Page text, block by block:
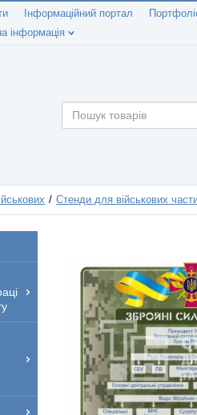
Інформаційний портал
інформація
Стенди для військових